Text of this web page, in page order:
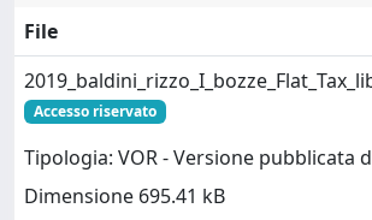
File
Accesso riservato
Tipologia: VOR - Versione pubblicata
Dimensione 695.41 kB